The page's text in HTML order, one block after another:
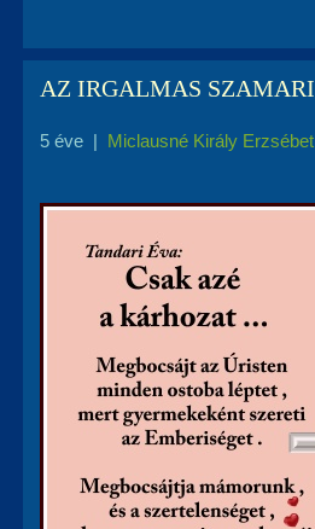
AZ IRGALMAS
5 éve | Miclausné Király Erzsébet